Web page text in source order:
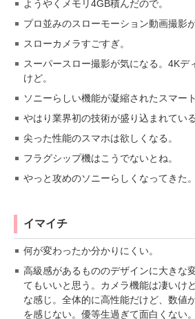
ようやくメモリ4GB積んだので。
プロ並みのスローモーション動画撮影
スローカメラすごすぎ。
スーパースロー撮影が気になる。4Kデ
けど。
ソニーらしい機能が凝縮されたスマー
やはり業界初の技術が盛り込まれてい
尖った性能のスマホは欲しくなる。
フラグシップ機はこうでないとね。
やっと攻めのソニーらしくなってきた。
イマイチ
何が変わったか分かりにくい。
高級感があるもののデザインに大きな
てもいいと思う。カメラ機能は凄いけ
な感じ。全体的に高性能だけど、数値
を感じない。優等生過ぎて面白くない。